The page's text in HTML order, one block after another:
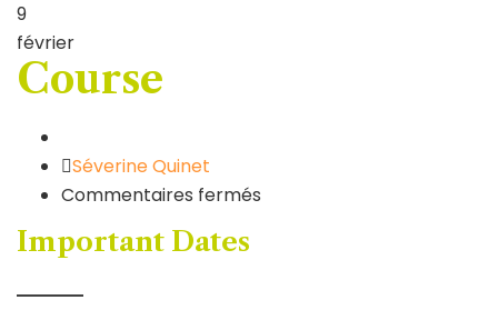
9
février
Course
Author
Séverine Quinet
Commentaires fermés
Important Dates